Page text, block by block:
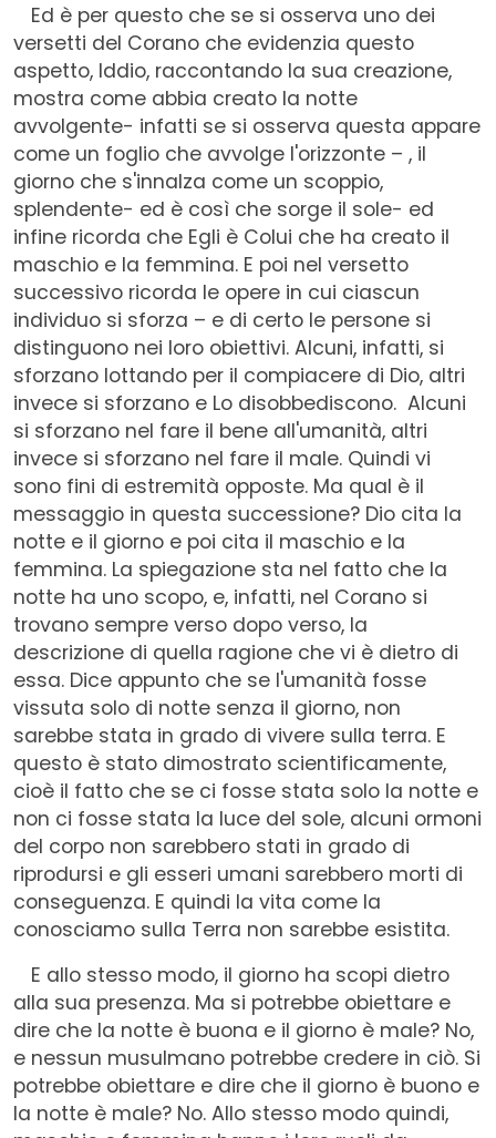
Ed è per questo che se si osserva uno dei
versetti del Corano che evidenzia questo
aspetto, Iddio, raccontando la sua creazione,
mostra come abbia creato la notte
avvolgente- infatti se si osserva questa appare
come un foglio che avvolge l'orizzonte – , il
giorno che s'innalza come un scoppio,
splendente- ed è così che sorge il sole- ed
infine ricorda che Egli è Colui che ha creato il
maschio e la femmina. E poi nel versetto
successivo ricorda le opere in cui ciascun
individuo si sforza – e di certo le persone si
distinguono nei loro obiettivi. Alcuni, infatti, si
sforzano lottando per il compiacere di Dio, altri
invece si sforzano e Lo disobbediscono. Alcuni
si sforzano nel fare il bene all'umanità, altri
invece si sforzano nel fare il male. Quindi vi
sono fini di estremità opposte. Ma qual è il
messaggio in questa successione? Dio cita la
notte e il giorno e poi cita il maschio e la
femmina. La spiegazione sta nel fatto che la
notte ha uno scopo, e, infatti, nel Corano si
trovano sempre verso dopo verso, la
descrizione di quella ragione che vi è dietro di
essa. Dice appunto che se l'umanità fosse
vissuta solo di notte senza il giorno, non
sarebbe stata in grado di vivere sulla terra. E
questo è stato dimostrato scientificamente,
cioè il fatto che se ci fosse stata solo la notte e
non ci fosse stata la luce del sole, alcuni ormoni
del corpo non sarebbero stati in grado di
riprodursi e gli esseri umani sarebbero morti di
conseguenza. E quindi la vita come la
conosciamo sulla Terra non sarebbe esistita.
E allo stesso modo, il giorno ha scopi dietro
alla sua presenza. Ma si potrebbe obiettare e
dire che la notte è buona e il giorno è male? No,
e nessun musulmano potrebbe credere in ciò. Si
potrebbe obiettare e dire che il giorno è buono e
la notte è male? No. Allo stesso modo quindi,